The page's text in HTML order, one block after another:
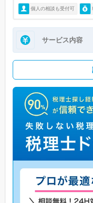
個人の相談も受付可
サービス内容